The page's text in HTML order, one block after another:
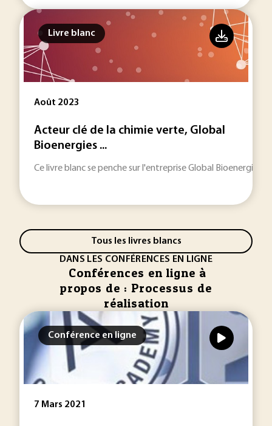
Livre blanc
Août 2023
Acteur clé de la chimie verte, Global
Bioenergies ...
Ce livre blanc se penche sur l'entreprise Global Bioenergies,
Tous les livres blancs
DANS LES CONFÉRENCES EN LIGNE
Conférences en ligne à
propos de : Processus de
réalisation
Conférence en ligne
7 Mars 2021